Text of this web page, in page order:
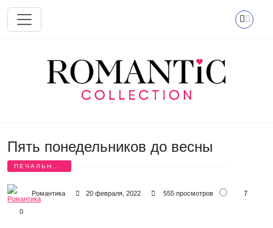
Перейти к основному содержанию
Пять понедельников до весны
ПЕЧАЛЬНЫЕ
Романтика 20 февраля, 2022 555 просмотров 7
0